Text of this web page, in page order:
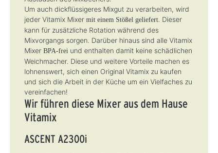
Um auch dickflüssigeres Mixgut zu verarbeiten, wird
jeder Vitamix Mixer mit einem Stößel geliefert. Dieser
kann für zusätzliche Rotation während des
Mixvorgangs sorgen. Darüber hinaus sind alle Vitamix
Mixer BPA-frei und enthalten damit keine schädlichen
Weichmacher. Diese und weitere Vorteile machen es
lohnenswert, sich einen Original Vitamix zu kaufen
und sich die Arbeit in der Küche um ein Vielfaches zu
vereinfachen!
Wir führen diese Mixer aus dem Hause
Vitamix
ASCENT A2300i